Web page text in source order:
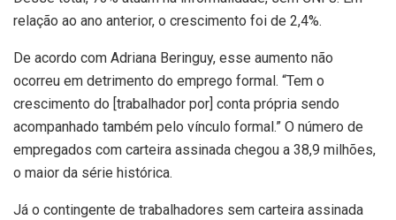
relação ao ano anterior, o crescimento foi de 2,4%.
De acordo com Adriana Beringuy, esse aumento não
ocorreu em detrimento do emprego formal. “Tem o
crescimento do [trabalhador por] conta própria sendo
acompanhado também pelo vínculo formal.” O número de
empregados com carteira assinada chegou a 38,9 milhões,
o maior da série histórica.
Já o contingente de trabalhadores sem carteira assinada